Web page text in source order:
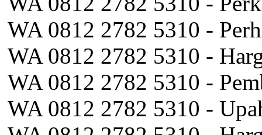
WA 0812 2782 5310 -
WA 0812 2782 5310 -
WA 0812 2782 5310 -
WA 0812 2782 5310 -